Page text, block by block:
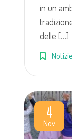
in un
delle […]
Notizie
4
Nov